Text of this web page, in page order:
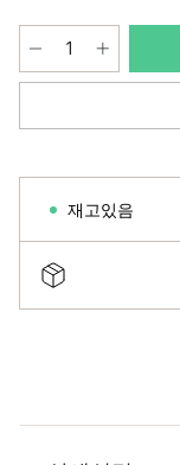
재고있음